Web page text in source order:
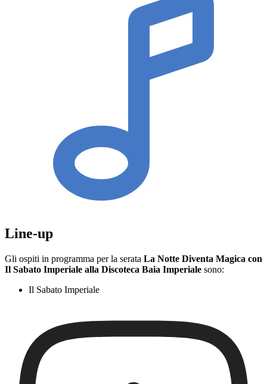
Line-up
Gli ospiti in programma per la serata La Notte Diventa Magica con
Il Sabato Imperiale alla Discoteca Baia Imperiale sono:
Il Sabato Imperiale